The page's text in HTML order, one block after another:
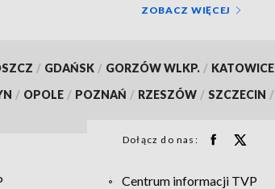
ZOBACZ WIĘCEJ
/ GDAŃSK / GORZÓW WLKP. / KATOWICE
/ OPOLE / POZNAŃ / RZESZÓW / SZCZECIN /
Dołącz do nas:
Centrum informacji TVP